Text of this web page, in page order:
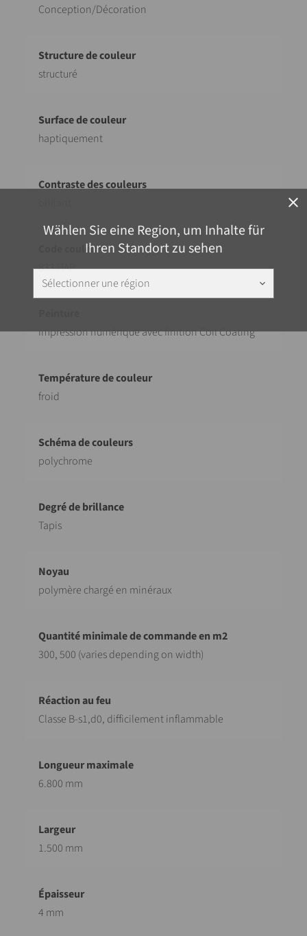
close
Wählen Sie eine Region, um Inhalte für
Ihren Standort zu sehen
Sélectionner une région keyboard_arrow_down
Conception/Décoration
structuré
haptiquement
833 HAP
Impression numérique avec finition Coil Coating
froid
polychrome
Tapis
polymère chargé en minéraux
300, 500 (varies depending on width)
Classe B-s1,d0, difficilement inflammable
6.800 mm
1.500 mm
4 mm